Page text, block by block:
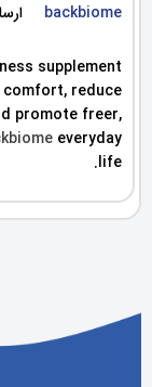
backbiome
supplement
reduce
promote freer,
everyday
life.